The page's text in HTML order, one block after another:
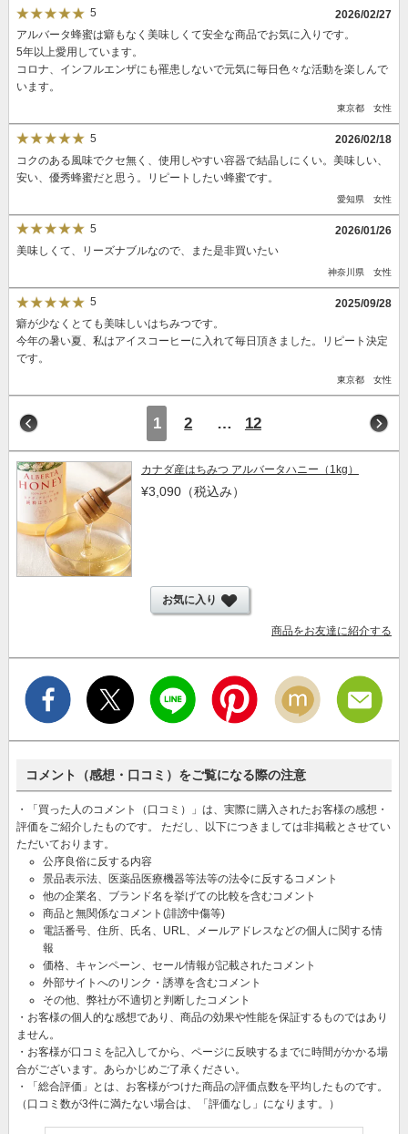
5
2026/02/27
アルバータ蜂蜜は癖もなく美味しくて安全な商品でお気に入りです。
5年以上愛用しています。
コロナ、インフルエンザにも罹患しないで元気に毎日色々な活動を楽しんで
います。
東京都 女性
5
2026/02/18
コクのある風味でクセ無く、使用しやすい容器で結晶しにくい。美味しい、
安い、優秀蜂蜜だと思う。リピートしたい蜂蜜です。
愛知県 女性
5
2026/01/26
美味しくて、リーズナブルなので、また是非買いたい
神奈川県 女性
5
2025/09/28
癖が少なくとても美味しいはちみつです。
今年の暑い夏、私はアイスコーヒーに入れて毎日頂きました。リピート決定
です。
東京都 女性
1 2 … 12
カナダ産はちみつ アルバータハニー（1kg）
¥3,090（税込み）
お気に入り
商品をお友達に紹介する
コメント（感想・口コミ）をご覧になる際の注意
・「買った人のコメント（口コミ）」は、実際に購入されたお客様の感想・
評価をご紹介したものです。 ただし、以下につきましては非掲載とさせてい
ただいております。
公序良俗に反する内容
景品表示法、医薬品医療機器等法等の法令に反するコメント
他の企業名、ブランド名を挙げての比較を含むコメント
商品と無関係なコメント(誹謗中傷等)
電話番号、住所、氏名、URL、メールアドレスなどの個人に関する情
報
価格、キャンペーン、セール情報が記載されたコメント
外部サイトへのリンク・誘導を含むコメント
その他、弊社が不適切と判断したコメント
・お客様の個人的な感想であり、商品の効果や性能を保証するものではあり
ません。
・お客様が口コミを記入してから、ページに反映するまでに時間がかかる場
合がございます。あらかじめご了承ください。
・「総合評価」とは、お客様がつけた商品の評価点数を平均したものです。
（口コミ数が3件に満たない場合は、「評価なし」になります。）